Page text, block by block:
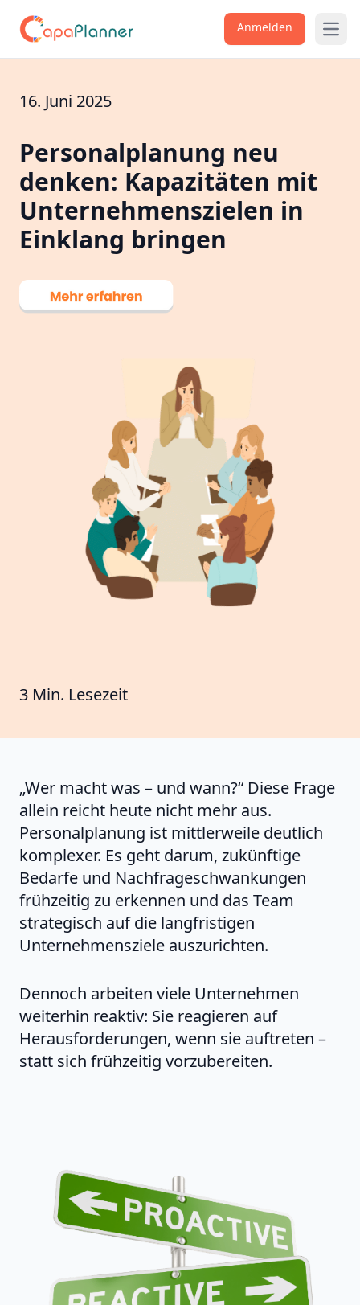
Anmelden
16. Juni 2025
Personalplanung neu
denken: Kapazitäten mit
Unternehmenszielen in
Einklang bringen
3 Min. Lesezeit
„Wer macht was – und wann?“ Diese Frage
allein reicht heute nicht mehr aus.
Personalplanung ist mittlerweile deutlich
komplexer. Es geht darum, zukünftige
Bedarfe und Nachfrageschwankungen
frühzeitig zu erkennen und das Team
strategisch auf die langfristigen
Unternehmensziele auszurichten.
Dennoch arbeiten viele Unternehmen
weiterhin reaktiv: Sie reagieren auf
Herausforderungen, wenn sie auftreten –
statt sich frühzeitig vorzubereiten.